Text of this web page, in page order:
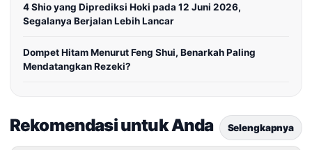
4 Shio yang Diprediksi Hoki pada 12 Juni 2026,
Segalanya Berjalan Lebih Lancar
Dompet Hitam Menurut Feng Shui, Benarkah Paling
Mendatangkan Rezeki?
Rekomendasi untuk Anda Selengkapnya